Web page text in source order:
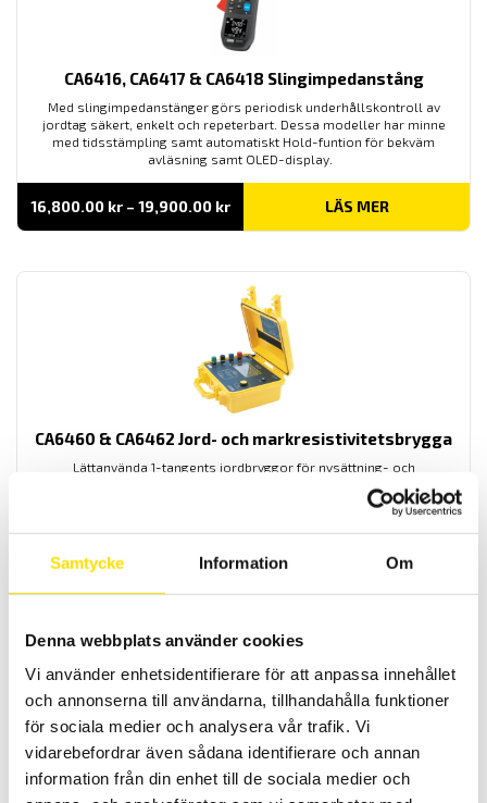
Samtycke Information Om
Denna webbplats använder cookies
Vi använder enhetsidentifierare för att anpassa innehållet
och annonserna till användarna, tillhandahålla funktioner
för sociala medier och analysera vår trafik. Vi
vidarebefordrar även sådana identifierare och annan
information från din enhet till de sociala medier och
CA6416, CA6417 & CA6418 Slingimpedanstång
Med slingimpedanstänger görs periodisk underhållskontroll av
jordtag säkert, enkelt och repeterbart. Dessa modeller har minne
med tidsstämpling samt automatiskt Hold-funtion för bekväm
avläsning samt OLED-display.
16,800.00 kr – 19,900.00 krPrisintervall:
till
LÄS MER
CA6460 & CA6462 Jord- och markresistivitetsbrygga
Lättanvända 1-tangents jordbryggor för nysättning- och
12,490.00kr–21,690.00krPrisintervall:
till
LÄS MER
CA6470N Jordbrygga med valbar mätfrekvens